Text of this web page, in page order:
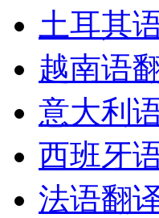
土耳其
越南语
意大利
西班牙
法语翻